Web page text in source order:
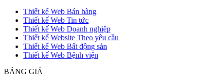
Thiết kế Web Bán hàng
Thiết kế Web Tin tức
Thiết kế Web Doanh nghiệp
Thiết kế Website Theo yêu cầu
Thiết kế Web Bất động sản
Thiết kế Web Bệnh viện
BẢNG GIÁ